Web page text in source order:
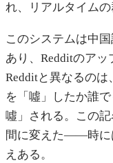
れ、リアルタイムの
このシステムは中
あり、Redditのアッ
Redditと異なるの
を「噓」したか誰
噓」される。この
間に変えた——時に
えある。